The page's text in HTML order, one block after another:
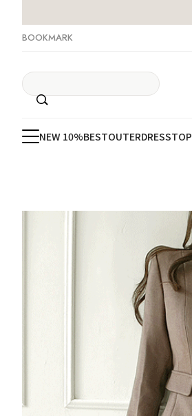
BOOKMARK
NEW 10%BESTOUTERDRESSTOP